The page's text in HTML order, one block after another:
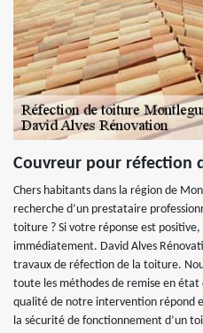
Couvreur pour réfection
Chers habitants dans la région de
recherche d’un prestataire
toiture ? Si votre réponse est
immédiatement. David Alves
travaux de réfection de la toiture.
toute les méthodes de remise en état
qualité de notre intervention répond
la sécurité de fonctionnement d’un